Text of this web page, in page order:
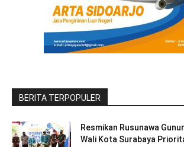
BERITA TERPOPULER
Resmikan Rusunawa
Wali Kota Surabaya